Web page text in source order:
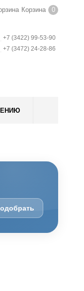
Корзина 0
+7 (3422) 99-53-90
+7 (3472) 24-28-86